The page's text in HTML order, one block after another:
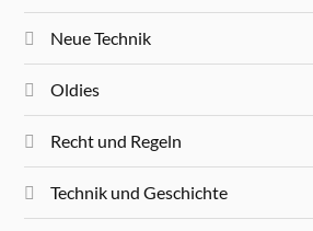
Neue Technik
Oldies
Recht und Regeln
Technik und Geschichte